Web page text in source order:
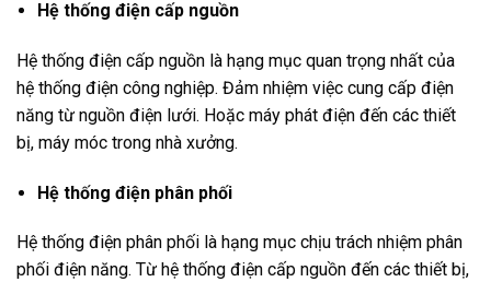
Hệ thống điện cấp nguồn
Hệ thống điện cấp nguồn là hạng mục quan trọng nhất của
hệ thống điện công nghiệp. Đảm nhiệm việc cung cấp điện
năng từ nguồn điện lưới. Hoặc máy phát điện đến các thiết
bị, máy móc trong nhà xưởng.
Hệ thống điện phân phối
Hệ thống điện phân phối là hạng mục chịu trách nhiệm phân
phối điện năng. Từ hệ thống điện cấp nguồn đến các thiết bị,